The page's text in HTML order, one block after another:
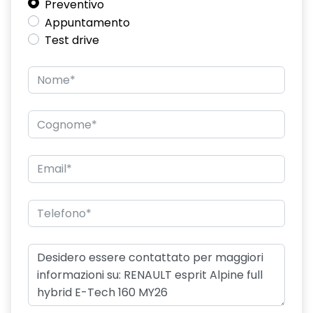
doppio fondo bagagliaio
driver display 10''
eCall funzionalità soggetta a copertura di rete;
compatibilità 2G/3G o 4G/5G a seconda del veicolo
mantenimento della corsia
SHAPE
filtro antipolline
flying consolle
illuminazione interna a LED anteriore e posteriore
Preventivo
Appuntamento
Test drive